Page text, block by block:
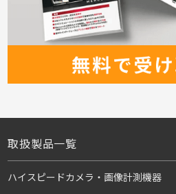
取扱製品一覧
ハイスピードカメラ・画像計測機器